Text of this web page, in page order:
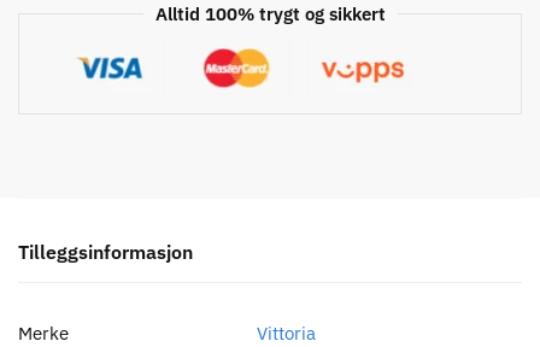
Alltid 100% trygt og sikkert
Tilleggsinformasjon
Merke Vittoria